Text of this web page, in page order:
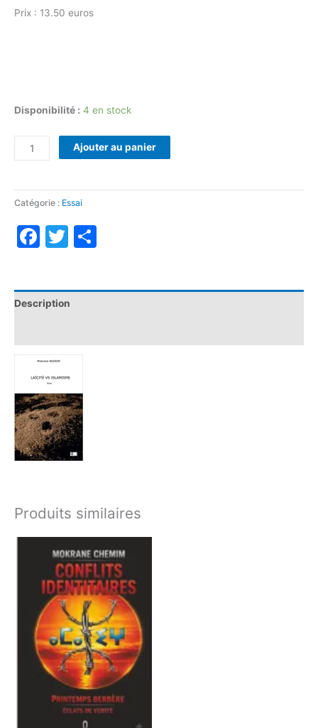
Prix : 13.50 euros
Disponibilité : 4 en stock
quantité
de
VS
Ajouter au panier
Catégorie : Essai
Facebook
Twitter
Description
Produits similaires